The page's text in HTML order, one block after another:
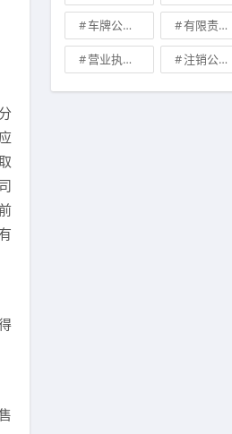
车牌公司转让，北京带车牌公司转让\ 有限责任公司的出资份额能继承吗
营业执照有效期是多久 注销公司收费\